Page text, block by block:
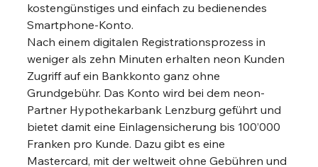
kostengünstiges und einfach zu bedienendes
Smartphone-Konto.
Nach einem digitalen Registrationsprozess in
weniger als zehn Minuten erhalten neon Kunden
Zugriff auf ein Bankkonto ganz ohne
Grundgebühr. Das Konto wird bei dem neon-
Partner Hypothekarbank Lenzburg geführt und
bietet damit eine Einlagensicherung bis 100’000
Franken pro Kunde. Dazu gibt es eine
Mastercard, mit der weltweit ohne Gebühren und